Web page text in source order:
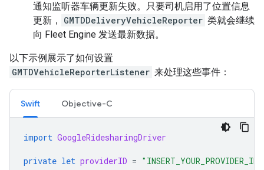
通知监听器车辆更新失败。只要司机启用了位置信息
更新，
GMTDDeliveryVehicleReporter 类就会继续
向 Fleet Engine 发送最新数据。
以下示例展示了如何设置
GMTDVehicleReporterListener 来处理这些事件：
Swift Objective-C
import GoogleRidesharingDriver
private let providerID = "INSERT_YOUR_PROVIDER_ID"